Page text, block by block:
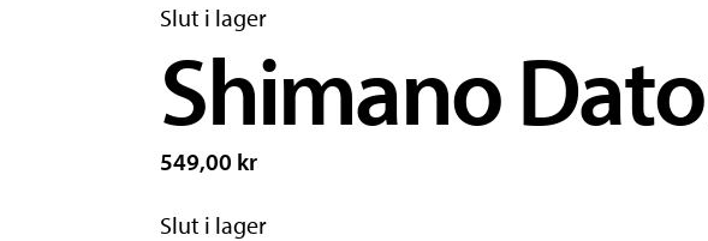
Slut i lager
Shimano
549,00 kr
Slut i lager